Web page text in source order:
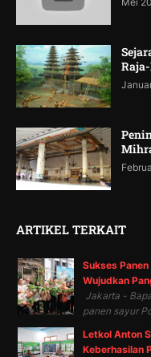
ARTIKEL TERKAIT
Sukses
Wujudkan
Jakarta -
panen sayur
Letkol Anton
Keberhasilan